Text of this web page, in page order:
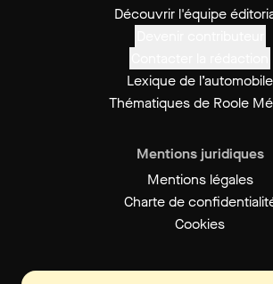
Découvrir l'équipe
Lexique de l’automobile
Thématiques de Roole
Mentions juridiques
Mentions légales
Charte de
Cookies